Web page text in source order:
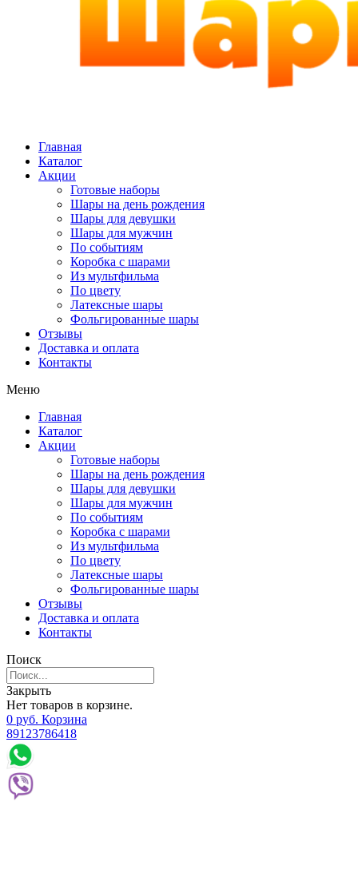
Главная
Каталог
Акции
Готовые наборы
Шары на день рождения
Шары для девушки
Шары для мужчин
По событиям
Коробка с шарами
Из мультфильма
По цвету
Латексные шары
Фольгированные шары
Отзывы
Доставка и оплата
Контакты
Меню
Главная
Каталог
Акции
Готовые наборы
Шары на день рождения
Шары для девушки
Шары для мужчин
По событиям
Коробка с шарами
Из мультфильма
По цвету
Латексные шары
Фольгированные шары
Отзывы
Доставка и оплата
Контакты
Поиск
Закрыть
Нет товаров в корзине.
0 руб. Корзина
89123786418